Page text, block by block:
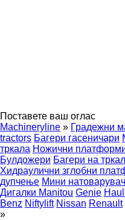
Поставете ваш оглас
Machineryline » Градежни
tractors Багери гасеничари
тркала Ножични
Булдожери Багери на
Хидраулични зглобни
дупчење Мини
Дигалки Manitou Genie
Benz Niftylift Nissan Renault
»